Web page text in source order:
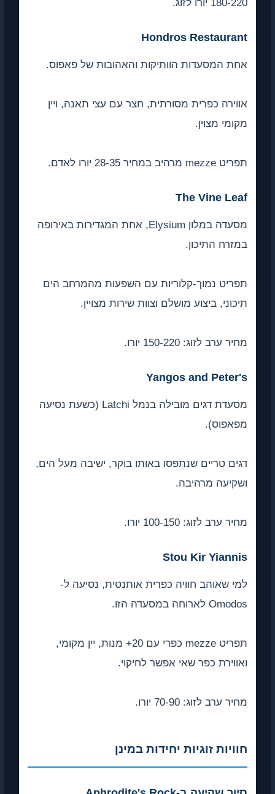
180-220 יורו לזוג.
Hondros Restaurant
אחת המסעדות הוותיקות והאהובות של פאפוס.
אווירה כפרית מסורתית, חצר עם עצי תאנה, ויין
מקומי מצוין.
תפריט mezze מרהיב במחיר 28-35 יורו לאדם.
The Vine Leaf
מסעדה במלון Elysium, אחת המגדירות באירופה
במזרח התיכון.
תפריט נמוך-קלוריות עם השפעות מהמרחב הים
תיכוני, ביצוע מושלם וצוות שירות מצויין.
מחיר ערב לזוג: 150-220 יורו.
Yangos and Peter's
מסעדת דגים מובילה בנמל Latchi (כשעת נסיעה
מפאפוס).
דגים טריים שנתפסו באותו בוקר, ישיבה מעל הים,
ושקיעה מרהיבה.
מחיר ערב לזוג: 100-150 יורו.
Stou Kir Yiannis
למי שאוהב חוויה כפרית אותנטית, נסיעה ל-
Omodos לארוחה במסעדה הזו.
תפריט mezze כפרי עם 20+ מנות, יין מקומי,
ואווירת כפר שאי אפשר לחיקוי.
מחיר ערב לזוג: 70-90 יורו.
חוויות זוגיות יחידות במינן